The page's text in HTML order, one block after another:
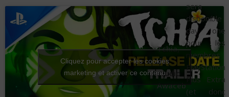
Tchia,
du
studio
Awaceb
sera
disponible
day one
pour les
membres
PlayStation
Plus Extra
(et donc
Cliquez pour accepter les cookies
marketing et activer ce contenu